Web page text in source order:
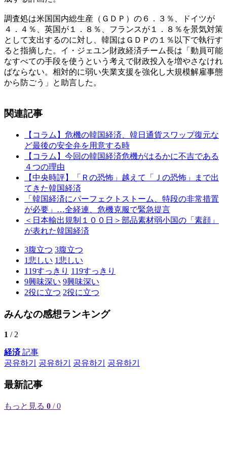
調査処は米国国内総生産（ＧＤＰ）の６．３％、ドイツが
４．４％、英国が１．８％、フランスが１．８％を景気対策
として支出するのに対し、韓国はＧＤＰの１％以下で執行す
ると指摘した。イ・ジェユン財政経済チーム長は「動員可能
なすべての手段を使うという考えで財政投入を増やさなけれ
ばならない。相対的に弱い失業支援を強化し大規模解雇事態
から防ごう」と助言した。
関連記事
【コラム】危機の韓国経済、韓日通貨スワップ復元な
ど最後の安全弁を用意する時
【コラム】今回の韓国経済危機がはるかに不吉である
４つの理由
【中央時評】「Ｒの恐怖」越えて「Ｊの恐怖」まで出
てきた韓国経済
「韓国経済にパーフェクトストーム、特段の非常措置
が必要」…全経連、危機克服で緊急提言
＜日本輸出規制１００日＞部品素材弱小国の「素顔」
が表れた韓国経済
3腹立つ 3腹立つ
1悲しい 1悲しい
119すっきり 119すっきり
9興味深い 9興味深い
2役に立つ 2役に立つ
みんなの感想ランキング
1 / 2
経済記事
공유하기
공유하기 공유하기 공유하기
最新記事
もっと見る 0 / 0